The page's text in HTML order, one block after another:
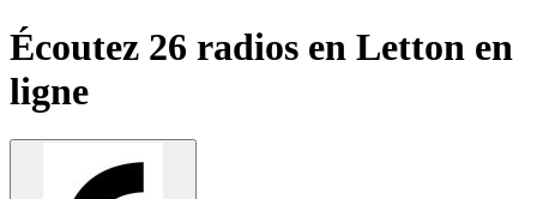
Écoutez 26 radios en Letton en
ligne